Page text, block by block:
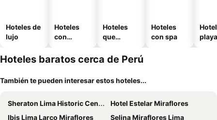
Hoteles de
lujo
Hoteles
con
Hoteles
que
mascotas
Hoteles
con spa
playa
Hoteles baratos cerca de Perú
También te pueden interesar estos hoteles...
Sheraton Lima Historic Center
Hotel Estelar Miraflores
Ibis Lima Larco Miraflores
Selina Miraflores Lima